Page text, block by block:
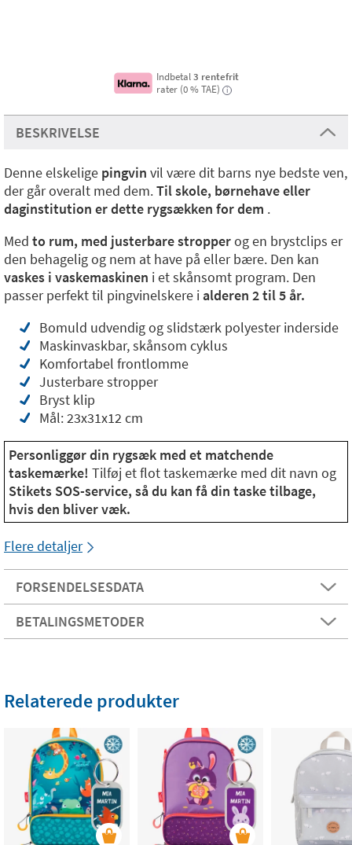
Indbetal3 rentefrit
rater (0 % TAE)
i
BESKRIVELSE
Denne elskelige pingvin vil være dit barns nye bedste ven,
der går overalt med dem.Til skole, børnehave eller
daginstitution er dette rygsækken for dem .
Med to rum, med justerbare stropperog en brystclips er
den behagelig og nem at have på eller bære. Den kan
vaskes i vaskemaskinen i et skånsomt program. Den
passer perfekt til pingvinelskere ialderen 2 til 5 år.
Bomuld udvendig og slidstærk polyester inderside
Maskinvaskbar, skånsom cyklus
Komfortabel frontlomme
Justerbare stropper
Bryst klip
Mål: 23x31x12 cm
Personliggør din rygsæk med et matchende
taskemærke! Tilføj et flot taskemærke med dit navn og
Stikets SOS-service, så du kan få din taske tilbage,
hvis den bliver væk.
Flere detaljer
FORSENDELSESDATA
BETALINGSMETODER
Relaterede produkter